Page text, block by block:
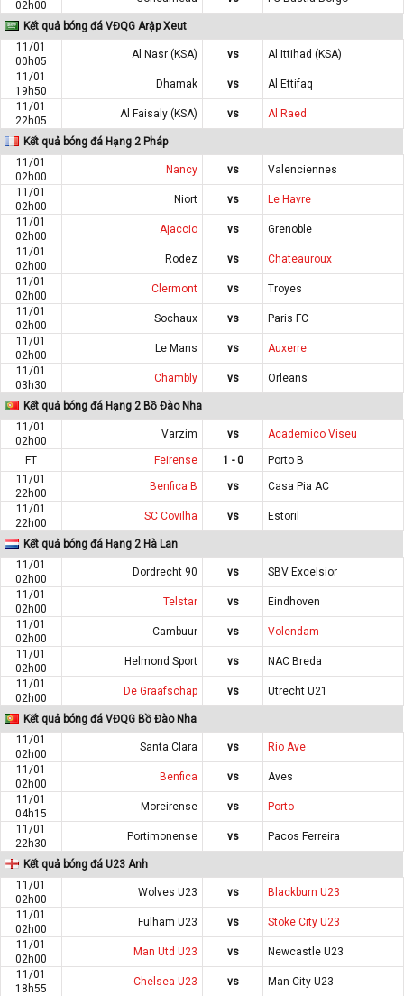
02h00
Kết quả bóng đá VĐQG Arập Xeut
11/01
00h05
Al Nasr (KSA) vs
Al Ittihad (KSA)
11/01
19h50
Dhamak vs
Al Ettifaq
11/01
22h05
Al Faisaly (KSA) vs Al Raed
Kết quả bóng đá Hạng 2 Pháp
11/01
02h00
Nancy vs
Valenciennes
11/01
02h00
Niort vs
Le Havre
11/01
02h00
Ajaccio vs
Grenoble
11/01
02h00
Rodez vs
Chateauroux
11/01
02h00
Clermont vs
Troyes
11/01
02h00
Sochaux vs
Paris FC
11/01
02h00
Le Mans vs
Auxerre
11/01
03h30
Chambly vs Orleans
Kết quả bóng đá Hạng 2 Bồ Đào Nha
11/01
02h00
Varzim vs Academico Viseu
FT Feirense 1 - 0
Porto B
11/01
22h00
Benfica B vs
Casa Pia AC
11/01
22h00
SC Covilha vs Estoril
Kết quả bóng đá Hạng 2 Hà Lan
11/01
02h00
Dordrecht 90 vs
SBV Excelsior
11/01
02h00
Telstar vs
Eindhoven
11/01
02h00
Cambuur vs
Volendam
11/01
02h00
Helmond Sport vs
NAC Breda
11/01
02h00
De Graafschap vs Utrecht U21
Kết quả bóng đá VĐQG Bồ Đào Nha
11/01
02h00
Santa Clara vs
Rio Ave
11/01
02h00
Benfica vs
Aves
11/01
04h15
Moreirense vs
Porto
11/01
22h30
Portimonense vs Pacos Ferreira
Kết quả bóng đá U23 Anh
11/01
02h00
Wolves U23 vs
Blackburn U23
11/01
02h00
Fulham U23 vs
Stoke City U23
11/01
02h00
Man Utd U23 vs
Newcastle U23
11/01
18h55
Chelsea U23 vs Man City U23